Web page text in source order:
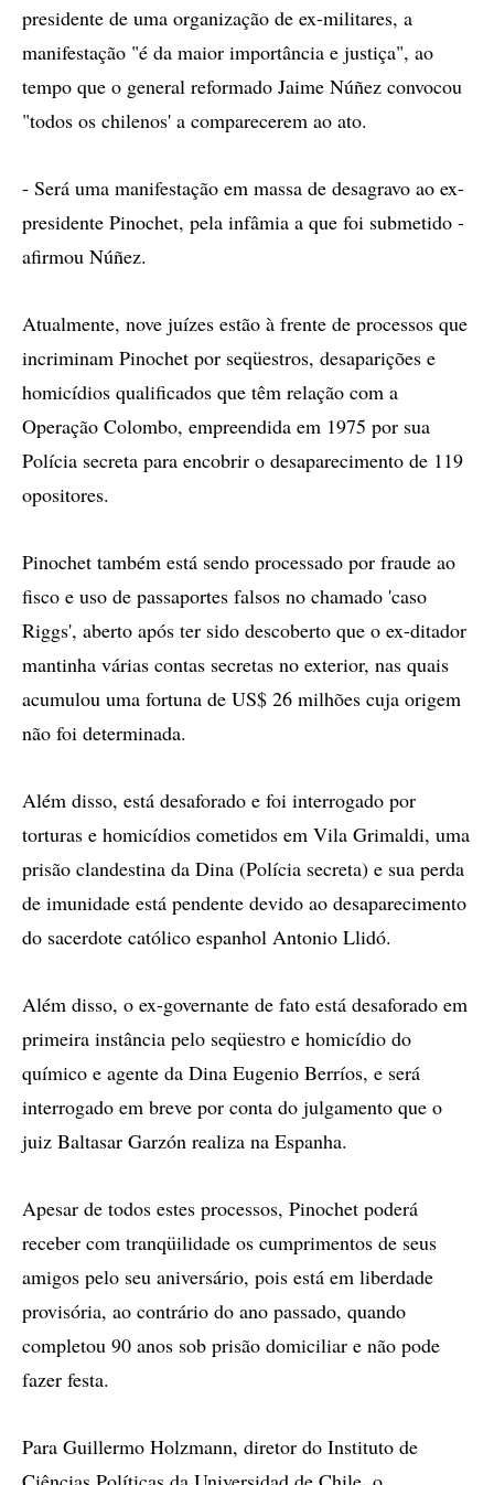
presidente de uma organização de ex-militares, a
manifestação "é da maior importância e justiça", ao
tempo que o general reformado Jaime Núñez convocou
"todos os chilenos' a comparecerem ao ato.
- Será uma manifestação em massa de desagravo ao ex-
presidente Pinochet, pela infâmia a que foi submetido -
afirmou Núñez.
Atualmente, nove juízes estão à frente de processos que
incriminam Pinochet por seqüestros, desaparições e
homicídios qualificados que têm relação com a
Operação Colombo, empreendida em 1975 por sua
Polícia secreta para encobrir o desaparecimento de 119
opositores.
Pinochet também está sendo processado por fraude ao
fisco e uso de passaportes falsos no chamado 'caso
Riggs', aberto após ter sido descoberto que o ex-ditador
mantinha várias contas secretas no exterior, nas quais
acumulou uma fortuna de US$ 26 milhões cuja origem
não foi determinada.
Além disso, está desaforado e foi interrogado por
torturas e homicídios cometidos em Vila Grimaldi, uma
prisão clandestina da Dina (Polícia secreta) e sua perda
de imunidade está pendente devido ao desaparecimento
do sacerdote católico espanhol Antonio Llidó.
Além disso, o ex-governante de fato está desaforado em
primeira instância pelo seqüestro e homicídio do
químico e agente da Dina Eugenio Berríos, e será
interrogado em breve por conta do julgamento que o
juiz Baltasar Garzón realiza na Espanha.
Apesar de todos estes processos, Pinochet poderá
receber com tranqüilidade os cumprimentos de seus
amigos pelo seu aniversário, pois está em liberdade
provisória, ao contrário do ano passado, quando
completou 90 anos sob prisão domiciliar e não pode
fazer festa.
Para Guillermo Holzmann, diretor do Instituto de